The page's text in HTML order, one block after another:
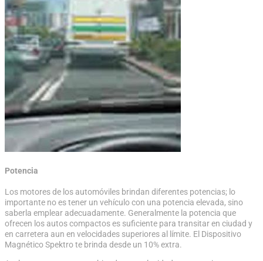
Potencia
Los motores de los automóviles brindan diferentes potencias; lo
importante no es tener un vehículo con una potencia elevada, sino
saberla emplear adecuadamente. Generalmente la potencia que
ofrecen los autos compactos es suficiente para transitar en ciudad y
en carretera aun en velocidades superiores al límite. El Dispositivo
Magnético Spektro te brinda desde un 10% extra.